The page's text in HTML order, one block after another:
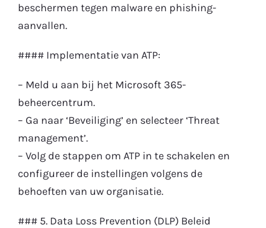
beschermen tegen malware en phishing-
aanvallen.
#### Implementatie van ATP:
– Meld u aan bij het Microsoft 365-
beheercentrum.
– Ga naar ‘Beveiliging’ en selecteer ‘Threat
management’.
– Volg de stappen om ATP in te schakelen en
configureer de instellingen volgens de
behoeften van uw organisatie.
### 5. Data Loss Prevention (DLP) Beleid